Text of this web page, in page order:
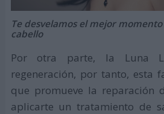
Te desvelamos el mejor
cabello
Por otra parte, la Luna
regeneración, por tanto, esta
que promueve la reparación
aplicarte un tratamiento de